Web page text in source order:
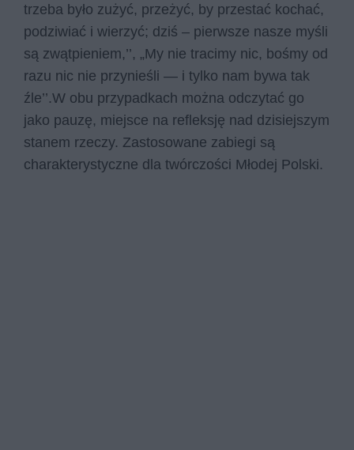
trze­ba było zu­żyć, przeżyć, by prze­stać ko­chać,
po­dzi­wiać i wierzyć; dziś – pierw­sze na­sze my­śli
są zwąt­pie­niem,’’, „My nie tra­ci­my nic, bo­śmy od
razu nic nie przy­nie­śli — i tyl­ko nam bywa tak
źle’’.W obu przypadkach można odczytać go
jako pauzę, miejsce na refleksję nad dzisiejszym
stanem rzeczy. Zastosowane zabiegi są
charakterystyczne dla twórczości Młodej Polski.